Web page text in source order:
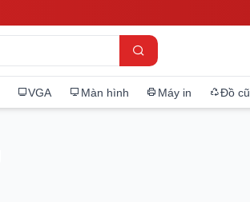
VGA Màn hình Máy in Đồ cũ